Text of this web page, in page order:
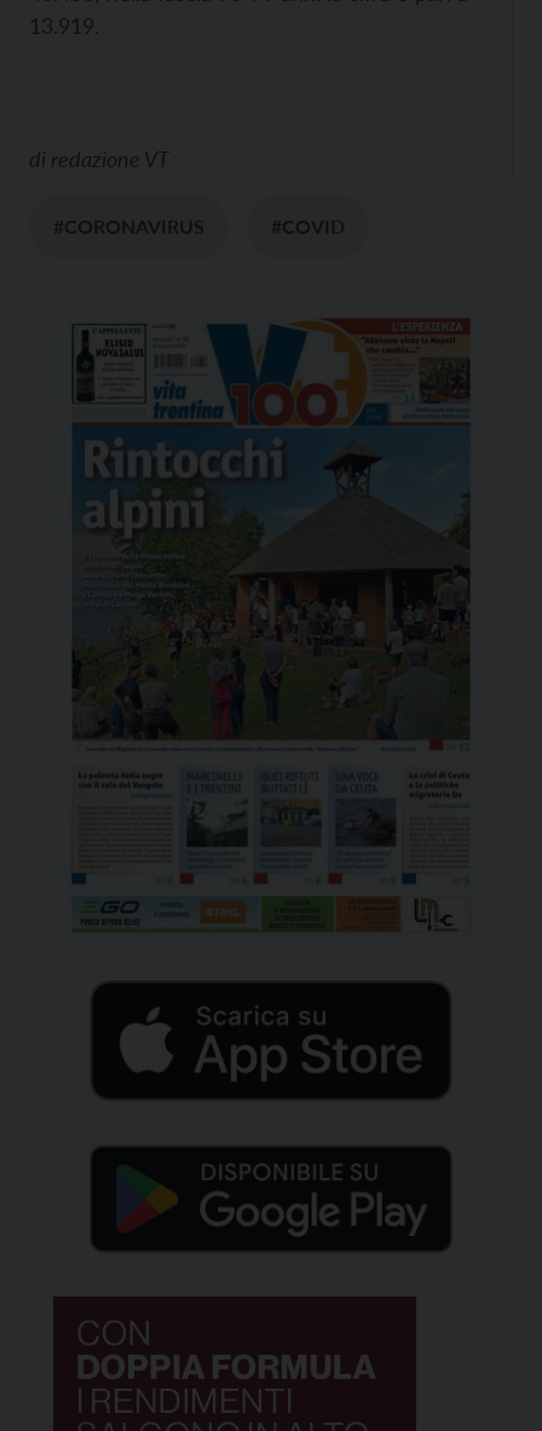
13.919.
di redazione VT
#CORONAVIRUS #COVID